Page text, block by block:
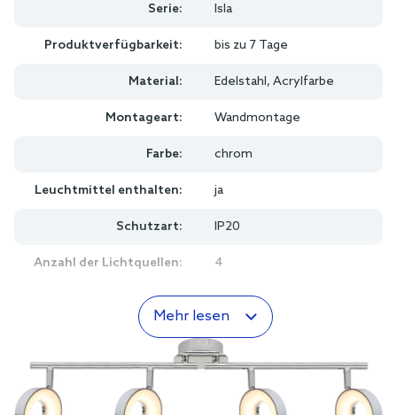
Serie: Isla
Produktverfügbarkeit: bis zu 7 Tage
Material: Edelstahl, Acrylfarbe
Montageart: Wandmontage
Farbe: chrom
Leuchtmittel enthalten: ja
Schutzart: IP20
Anzahl der Lichtquellen: 4
Mehr lesen